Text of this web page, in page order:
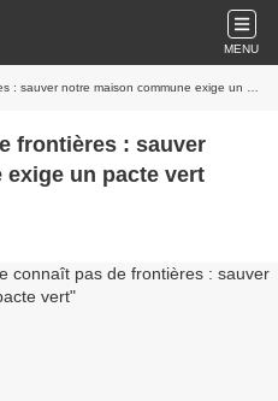
MENU
notre maison commune exige un pacte vert
frontières : sauver
un pacte vert